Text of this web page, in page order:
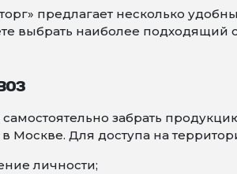
предлагает несколько
выбрать наиболее подходящий
забрать
Москве. Для доступа на
личности;